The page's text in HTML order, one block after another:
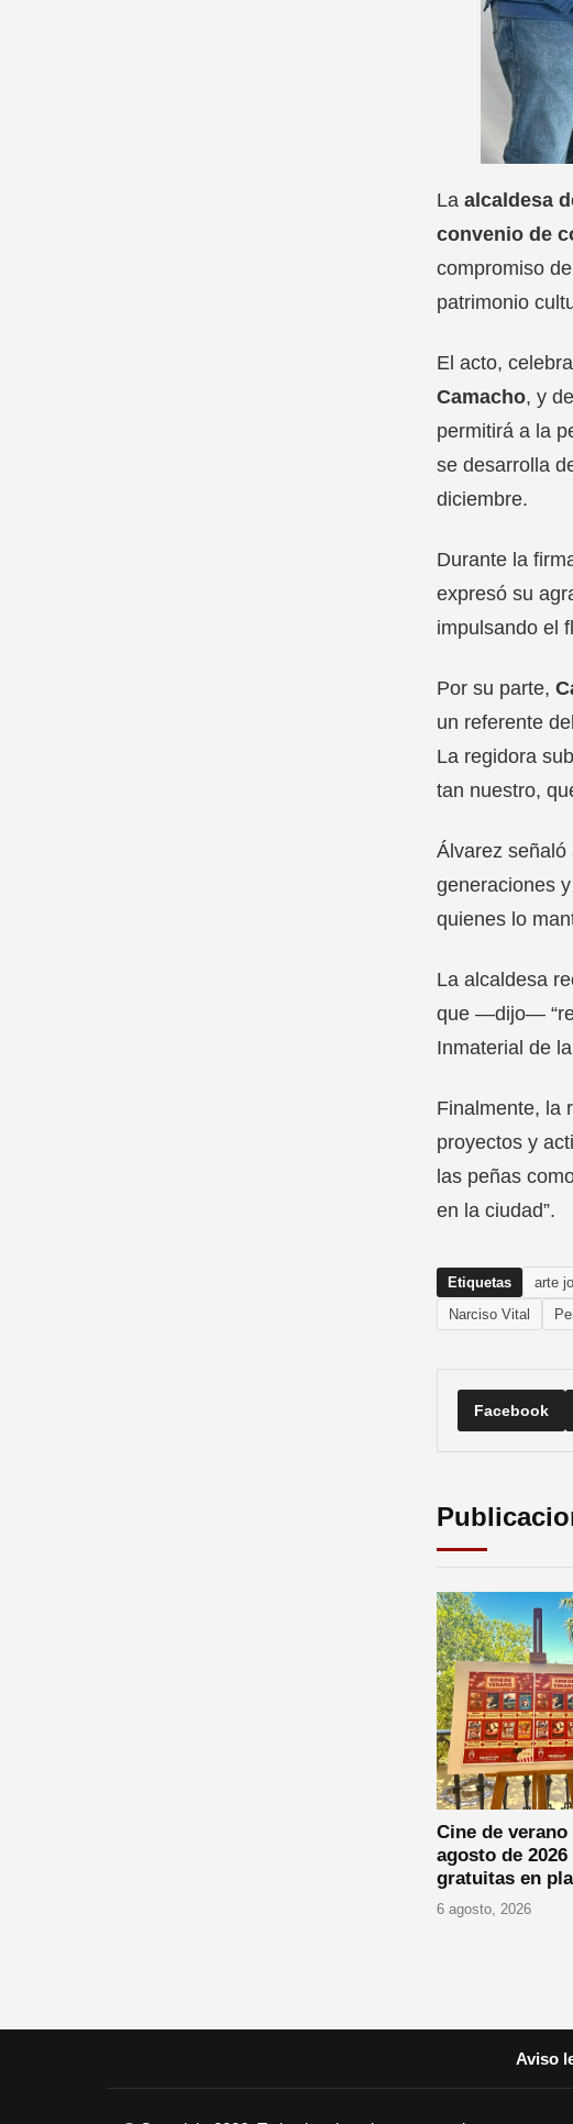
La alcaldesa
convenio de
compromiso
patrimonio
El acto,
Camacho, y
permitirá a la
se desarrolla
diciembre.
Durante la
expresó su
impulsando el
Por su parte,
un referente
La regidora
tan nuestro,
Álvarez señaló
generaciones
quienes lo
La alcaldesa
que —dijo—
Inmaterial de
Finalmente, la
proyectos y
las peñas
en la ciudad”.
Etiquetas arte
Narciso Vital
Facebook
Cine de
agosto de
gratuitas en
6 agosto, 2026
Aviso